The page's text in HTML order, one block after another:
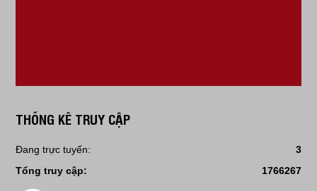
THỐNG KÊ TRUY CẬP
Đang trực tuyến:
3
Tổng truy cập:
1766267